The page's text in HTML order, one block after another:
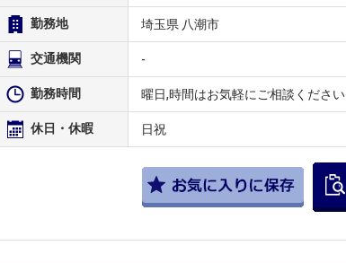
勤務地 埼玉県 八潮市
交通機関 -
勤務時間 曜日,時間はお気軽にご相談ください
休日・休暇 日祝